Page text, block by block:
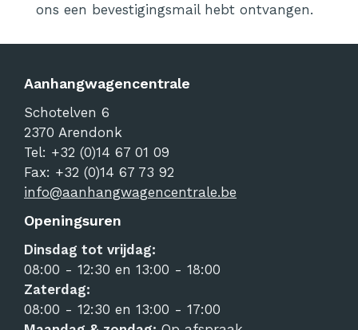
ons een bevestigingsmail hebt ontvangen.
Aanhangwagencentrale
Schotelven 6
2370 Arendonk
Tel: +32 (0)14 67 01 09
Fax: +32 (0)14 67 73 92
info@aanhangwagencentrale.be
Openingsuren
Dinsdag tot vrijdag:
08:00 - 12:30 en 13:00 - 18:00
Zaterdag:
08:00 - 12:30 en 13:00 - 17:00